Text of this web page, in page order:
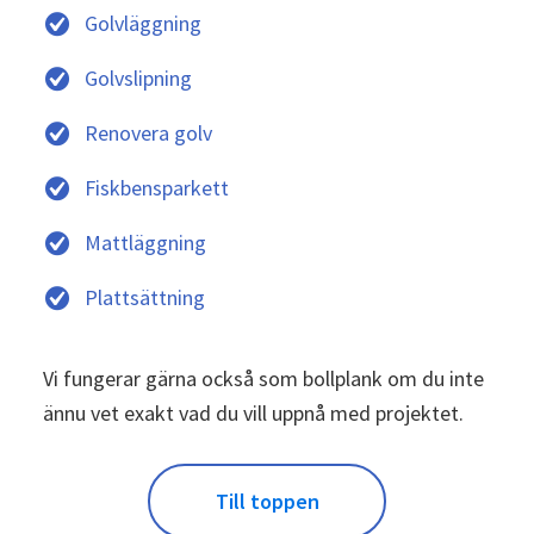
Golvläggning
Golvslipning
Renovera golv
Fiskbensparkett
Mattläggning
Plattsättning
Vi fungerar gärna också som bollplank om du inte
ännu vet exakt vad du vill uppnå med projektet.
Till toppen